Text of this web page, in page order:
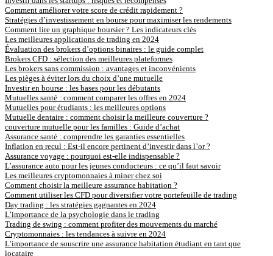
Comment améliorer votre score de crédit rapidement ?
Stratégies d’investissement en bourse pour maximiser les rendements
Comment lire un graphique boursier ? Les indicateurs clés
Les meilleures applications de trading en 2024
Évaluation des brokers d’options binaires : le guide complet
Brokers CFD : sélection des meilleures plateformes
Les brokers sans commission : avantages et inconvénients
Les pièges à éviter lors du choix d’une mutuelle
Investir en bourse : les bases pour les débutants
Mutuelles santé : comment comparer les offres en 2024
Mutuelles pour étudiants : les meilleures options
Mutuelle dentaire : comment choisir la meilleure couverture ?
couverture mutuelle pour les familles : Guide d’achat
Assurance santé : comprendre les garanties essentielles
Inflation en recul : Est-il encore pertinent d’investir dans l’or ?
Assurance voyage : pourquoi est-elle indispensable ?
L’assurance auto pour les jeunes conducteurs : ce qu’il faut savoir
Les meilleures cryptomonnaies à miner chez soi
Comment choisir la meilleure assurance habitation ?
Comment utiliser les CFD pour diversifier votre portefeuille de trading
Day trading : les stratégies gagnantes en 2024
L’importance de la psychologie dans le trading
Trading de swing : comment profiter des mouvements du marché
Cryptomonnaies : les tendances à suivre en 2024
L’importance de souscrire une assurance habitation étudiant en tant que
locataire